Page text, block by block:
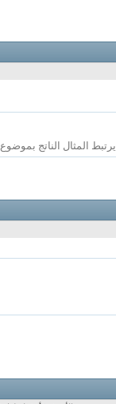
المثال الناتج